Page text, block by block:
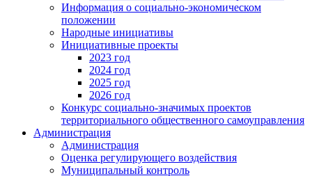
Информация о социально-экономическом
положении
Народные инициативы
Инициативные проекты
2023 год
2024 год
2025 год
2026 год
Конкурс социально-значимых проектов
территориального общественного самоуправления
Администрация
Администрация
Оценка регулирующего воздействия
Муниципальный контроль